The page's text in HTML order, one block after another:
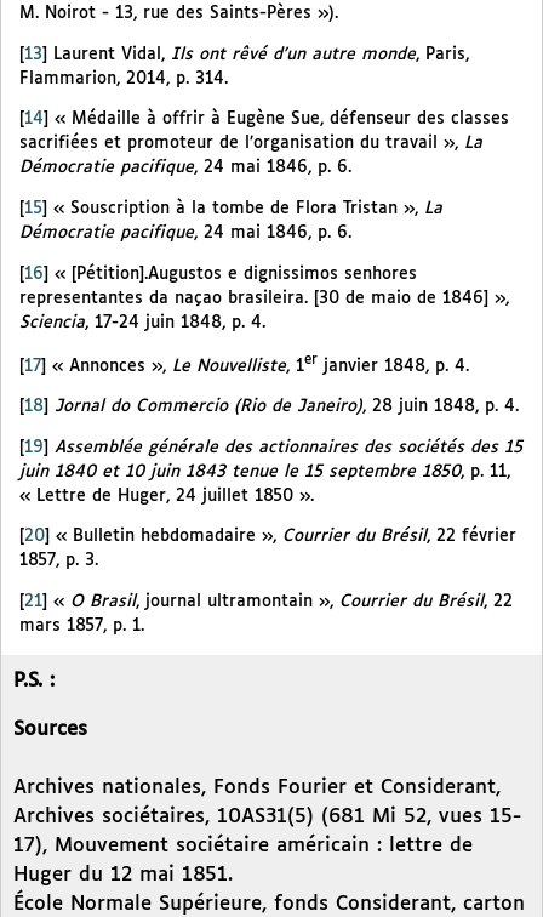
M. Noirot - 13, rue des Saints-Pères »).
[13] Laurent Vidal, Ils ont rêvé d’un autre monde, Paris,
Flammarion, 2014, p. 314.
14
« Médaille à offrir à Eugène Sue, défenseur des classes
sacrifiées et promoteur de l’organisation du travail », La
Démocratie pacifique, 24 mai 1846, p. 6.
15 « Souscription à la tombe de Flora Tristan », La
Démocratie pacifique, 24 mai 1846, p. 6.
[16] « [Pétition].Augustos e dignissimos senhores
representantes da naçao brasileira. [30 de maio de 1846] »,
Sciencia, 17-24 juin 1848, p. 4.
[17] « Annonces », Le Nouvelliste, 1er janvier 1848, p. 4.
18 Jornal do Commercio (Rio de Janeiro), 28 juin 1848, p. 4.
[19] Assemblée générale des actionnaires des sociétés des 15
juin 1840 et 10 juin 1843 tenue le 15 septembre 1850, p. 11,
« Lettre de Huger, 24 juillet 1850 ».
20 « Bulletin hebdomadaire », Courrier du Brésil, 22 février
1857, p. 3.
21 « O Brasil, journal ultramontain », Courrier du Brésil, 22
mars 1857, p. 1.
P.S. :
Sources
Archives nationales, Fonds Fourier et Considerant,
Archives sociétaires, 10AS31(5) (681 Mi 52, vues 15-
17), Mouvement sociétaire américain : lettre de
Huger du 12 mai 1851.
École Normale Supérieure, fonds Considerant, carton